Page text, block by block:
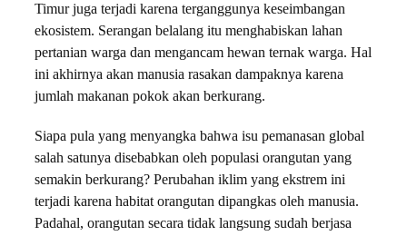
Timur juga terjadi karena terganggunya keseimbangan
ekosistem. Serangan belalang itu menghabiskan lahan
pertanian warga dan mengancam hewan ternak warga. Hal
ini akhirnya akan manusia rasakan dampaknya karena
jumlah makanan pokok akan berkurang.
Siapa pula yang menyangka bahwa isu pemanasan global
salah satunya disebabkan oleh populasi orangutan yang
semakin berkurang? Perubahan iklim yang ekstrem ini
terjadi karena habitat orangutan dipangkas oleh manusia.
Padahal, orangutan secara tidak langsung sudah berjasa